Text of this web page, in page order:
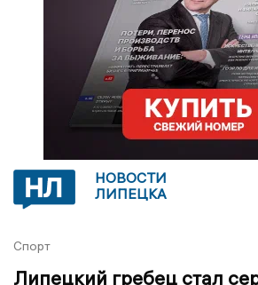
НОВОСТИ
ЛИПЕЦКА
Спорт
Липецкий гребец стал